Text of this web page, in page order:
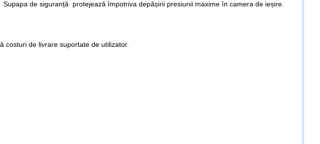
de siguranță protejează împotriva depășirii presiunii maxime în camera de ieșire.
de livrare suportate de utilizator.